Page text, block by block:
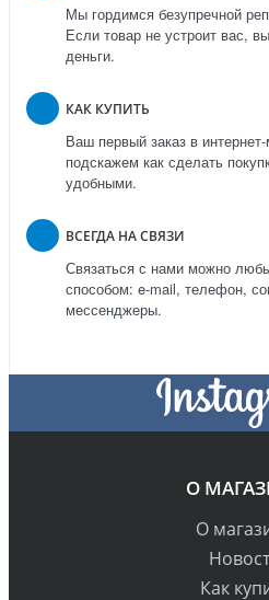
Мы гордимся безупречной
Если товар не устроит вас,
деньги.
КАК КУПИТЬ
Ваш первый заказ в
подскажем как сделать
удобными.
ВСЕГДА НА СВЯЗИ
Связаться с нами можно
способом: e-mail, телефон,
мессенджеры.
О
О
Как